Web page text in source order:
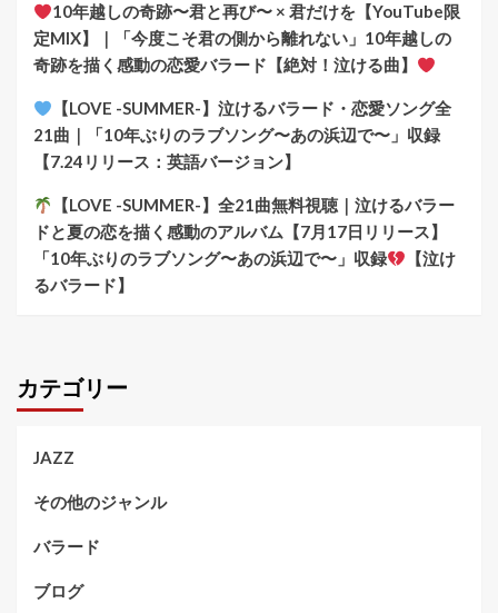
10年越しの奇跡〜君と再び〜 × 君だけを【YouTube限
定MIX】｜「今度こそ君の側から離れない」10年越しの
奇跡を描く感動の恋愛バラード【絶対！泣ける曲】
【LOVE -SUMMER-】泣けるバラード・恋愛ソング全
21曲｜「10年ぶりのラブソング〜あの浜辺で〜」収録
【7.24リリース：英語バージョン】
【LOVE -SUMMER-】全21曲無料視聴｜泣けるバラー
ドと夏の恋を描く感動のアルバム【7月17日リリース】
「10年ぶりのラブソング〜あの浜辺で〜」収録
【泣け
るバラード】
カテゴリー
JAZZ
その他のジャンル
バラード
ブログ